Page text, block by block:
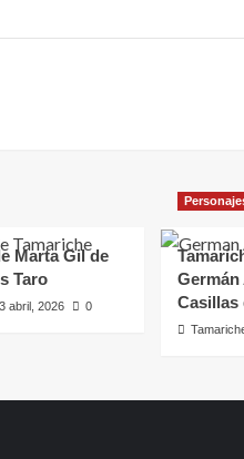
Marta Gil de
Taro
3 abril, 2026 0
Casillas